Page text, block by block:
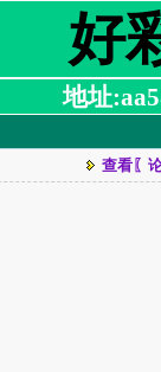
好
地址
查看〖